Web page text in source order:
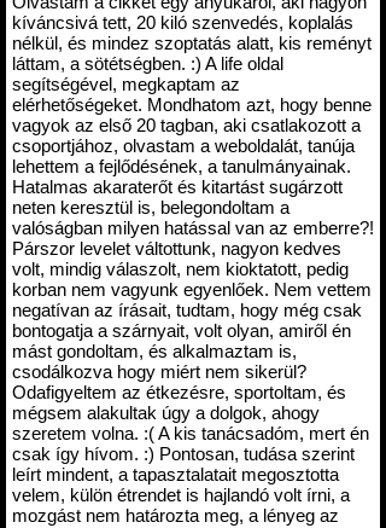
kíváncsivá tett, 20 kiló szenvedés, koplalás
nélkül, és mindez szoptatás alatt, kis reményt
láttam, a sötétségben. :) A life oldal
segítségével, megkaptam az
elérhetőségeket. Mondhatom azt, hogy benne
vagyok az első 20 tagban, aki csatlakozott a
csoportjához, olvastam a weboldalát, tanúja
lehettem a fejlődésének, a tanulmányainak.
Hatalmas akaraterőt és kitartást sugárzott
neten keresztül is, belegondoltam a
valóságban milyen hatással van az emberre?!
Párszor levelet váltottunk, nagyon kedves
volt, mindig válaszolt, nem kioktatott, pedig
korban nem vagyunk egyenlőek. Nem vettem
negatívan az írásait, tudtam, hogy még csak
bontogatja a szárnyait, volt olyan, amiről én
mást gondoltam, és alkalmaztam is,
csodálkozva hogy miért nem sikerül?
Odafigyeltem az étkezésre, sportoltam, és
mégsem alakultak úgy a dolgok, ahogy
szeretem volna. :( A kis tanácsadóm, mert én
csak így hívom. :) Pontosan, tudása szerint
leírt mindent, a tapasztalatait megosztotta
velem, külön étrendet is hajlandó volt írni, a
mozgást nem határozta meg, a lényeg az